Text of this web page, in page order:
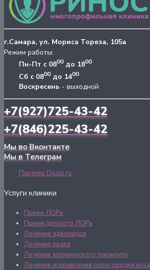
г.Самара, ул. Мориса Тореза, 105а
Режим работы:
Пн-Пт с 0800 до 1800
Сб с 0800 до 1400
Воскресень - выходной
+7(927)725-43-42
+7(846)225-43-42
Мы во Вконтакте
Мы в Телеграм
Партнер Doctu.ru
Услуги клиники
Прием ЛОРа
Прием детского ЛОРа
Лечение аденоидов
Лечение храпа
Лечение хронического тонзилита
Лечение искривления перегородки носа